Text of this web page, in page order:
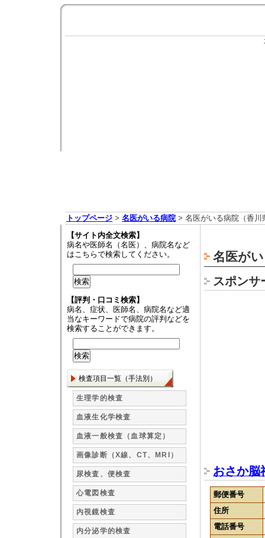
トップページ > 名医がいる病院 > 名医がいる病院（香川
名医が
スポンサ
おさか脳
郵便番号
住所
電話番号
【サイト内全文検索】
病名や医師名（名医）、病院名など
はこちらで検索してください。
【評判・口コミ検索】
病名、症状、医師名、病院名など適
当なキーワードで病院の評判などを
検索することができます。
検査項目一覧（手法別）
生理学的検査
血液生化学検査
血液一般検査（血球算定）
画像診断（X線、CT、MRI）
尿検査、便検査
心電図検査
内視鏡検査
内分泌学的検査